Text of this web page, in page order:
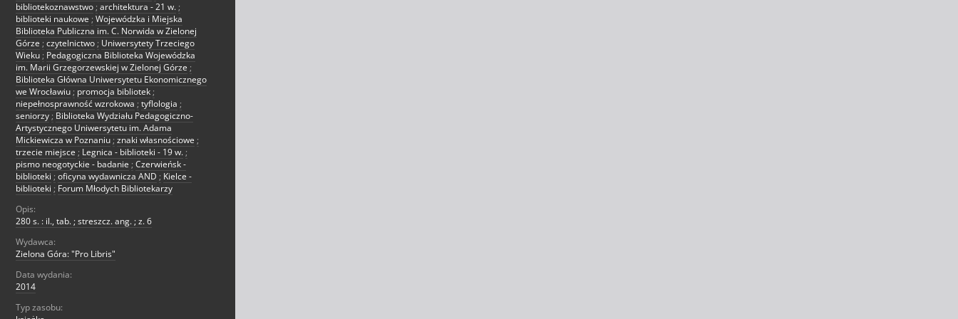
bibliotekoznawstwo ; architektura - 21 w. ;
biblioteki naukowe ; Wojewódzka i Miejska
Biblioteka Publiczna im. C. Norwida w Zielonej
Górze ; czytelnictwo ; Uniwersytety Trzeciego
Wieku ; Pedagogiczna Biblioteka Wojewódzka
im. Marii Grzegorzewskiej w Zielonej Górze ;
Biblioteka Główna Uniwersytetu Ekonomicznego
we Wrocławiu ; promocja bibliotek ;
niepełnosprawność wzrokowa ; tyflologia ;
seniorzy ; Biblioteka Wydziału Pedagogiczno-
Artystycznego Uniwersytetu im. Adama
Mickiewicza w Poznaniu ; znaki własnościowe ;
trzecie miejsce ; Legnica - biblioteki - 19 w. ;
pismo neogotyckie - badanie ; Czerwieńsk -
biblioteki ; oficyna wydawnicza AND ; Kielce -
biblioteki ; Forum Młodych Bibliotekarzy
Opis:
280 s. : il., tab. ; streszcz. ang. ; z. 6
Wydawca:
Zielona Góra: "Pro Libris"
Data wydania:
2014
Typ zasobu: